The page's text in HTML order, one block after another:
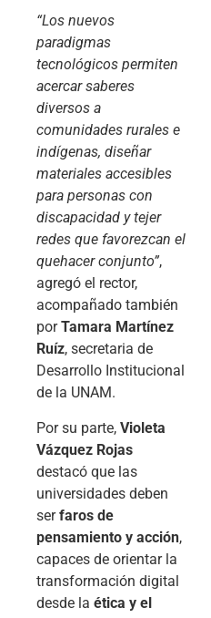
“Los nuevos
paradigmas
tecnológicos permiten
acercar saberes
diversos a
comunidades rurales e
indígenas, diseñar
materiales accesibles
para personas con
discapacidad y tejer
redes que favorezcan el
quehacer conjunto”,
agregó el rector,
acompañado también
porTamara Martínez
Ruíz, secretaria de
Desarrollo Institucional
de la UNAM.
Por su parte, Violeta
Vázquez Rojas
destacó que las
universidades deben
serfaros de
pensamiento y acción,
capaces de orientar la
transformación digital
desde la ética y el